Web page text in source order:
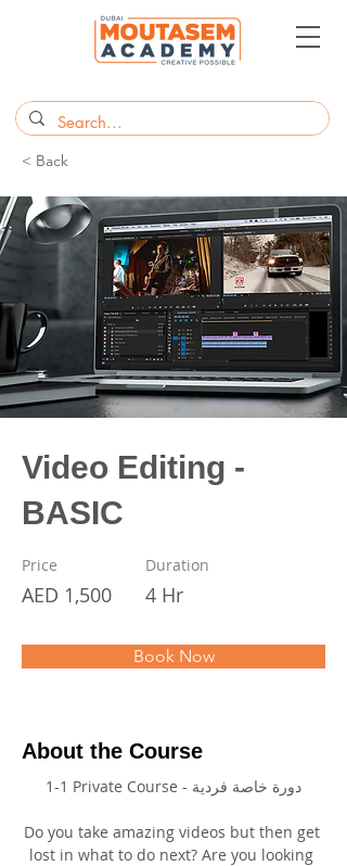
< Back
Video Editing -
BASIC
Price
AED 1,500
Duration
4 Hr
Book Now
About the Course
1-1 Private Course - دورة خاصة فردية
Do you take amazing videos but then get
lost in what to do next? Are you looking